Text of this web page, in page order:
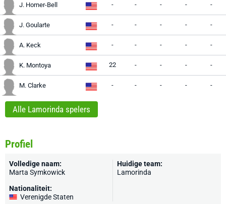
J. Horner-Bell - - - - -
J. Goularte - - - - -
A. Keck - - - - -
K. Montoya 22 - - - -
M. Clarke - - - - -
Alle Lamorinda spelers
Profiel
Volledige naam:
Marta Symkowick
Nationaliteit:
Verenigde Staten
Huidige team:
Lamorinda